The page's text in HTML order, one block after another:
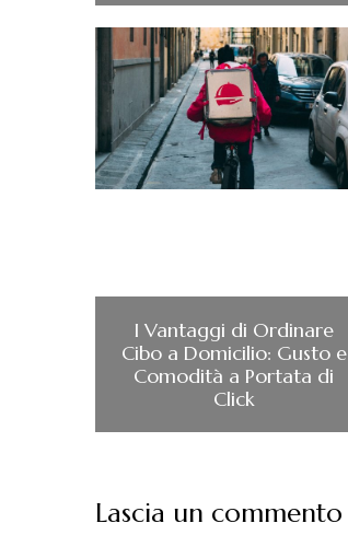
I Vantaggi di Ordinare
Cibo a Domicilio: Gusto e
Comodità a Portata di
Click
Lascia un commento